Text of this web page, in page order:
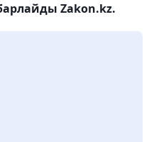
Zakon.kz.